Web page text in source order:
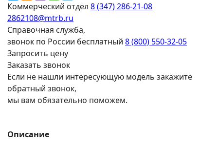
Коммерческий отдел 8 (347) 286-21-08
2862108@mtrb.ru
Справочная служба,
звонок по России бесплатный 8 (800) 550-32-05
Запросить цену
Заказать звонок
Если не нашли интересующую модель закажите
обратный звонок,
мы вам обязательно поможем.
Описание